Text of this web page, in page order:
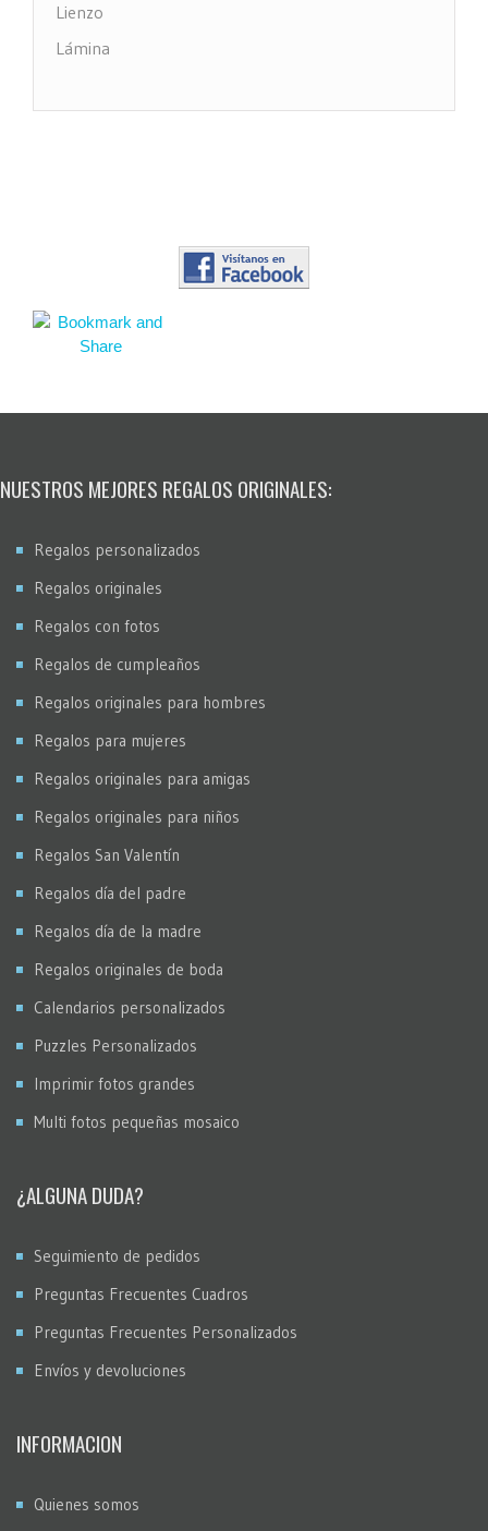
Lienzo
Lámina
NUESTROS MEJORES REGALOS ORIGINALES:
Regalos personalizados
Regalos originales
Regalos con fotos
Regalos de cumpleaños
Regalos originales para hombres
Regalos para mujeres
Regalos originales para amigas
Regalos originales para niños
Regalos San Valentín
Regalos día del padre
Regalos día de la madre
Regalos originales de boda
Calendarios personalizados
Puzzles Personalizados
Imprimir fotos grandes
Multi fotos pequeñas mosaico
¿ALGUNA DUDA?
Seguimiento de pedidos
Preguntas Frecuentes Cuadros
Preguntas Frecuentes Personalizados
Envíos y devoluciones
INFORMACION
Quienes somos